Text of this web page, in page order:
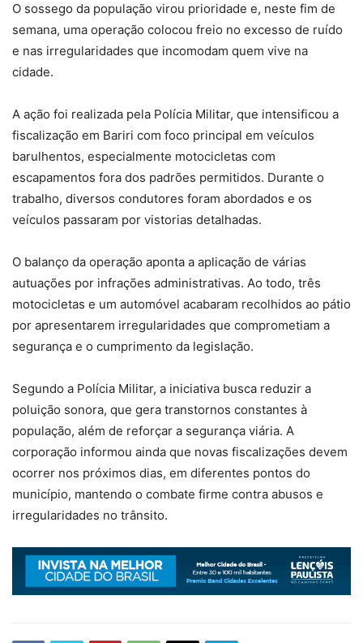
O sossego da população virou prioridade e, neste fim de
semana, uma operação colocou freio no excesso de ruído
e nas irregularidades que incomodam quem vive na
cidade.
A ação foi realizada pela Polícia Militar, que intensificou a
fiscalização em Bariri com foco principal em veículos
barulhentos, especialmente motocicletas com
escapamentos fora dos padrões permitidos. Durante o
trabalho, diversos condutores foram abordados e os
veículos passaram por vistorias detalhadas.
O balanço da operação aponta a aplicação de várias
autuações por infrações administrativas. Ao todo, três
motocicletas e um automóvel acabaram recolhidos ao pátio
por apresentarem irregularidades que comprometiam a
segurança e o cumprimento da legislação.
Segundo a Polícia Militar, a iniciativa busca reduzir a
poluição sonora, que gera transtornos constantes à
população, além de reforçar a segurança viária. A
corporação informou ainda que novas fiscalizações devem
ocorrer nos próximos dias, em diferentes pontos do
município, mantendo o combate firme contra abusos e
irregularidades no trânsito.